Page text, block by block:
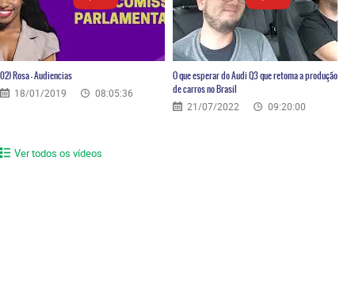
02) Rosa – Audiencias
18/01/2019 08:05:36
O que esperar do Audi Q3 que retoma a produção
de carros no Brasil
21/07/2022 09:20:00
Ver todos os vídeos